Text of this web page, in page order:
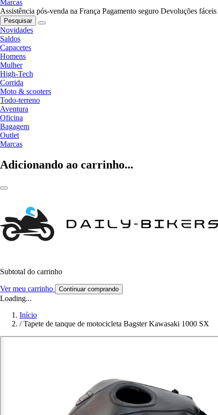
Marcas
Assistência pós-venda na França Pagamento seguro Devoluções fáceis
Pesquisar
Novidades
Saldos
Capacetes
Homens
Mulher
High-Tech
Corrida
Moto & scooters
Todo-terreno
Aventura
Oficina
Bagagem
Outlet
Marcas
Adicionando ao carrinho...
Subtotal do carrinho
Ver meu carrinho Continuar comprando
Loading...
Início
/ Tapete de tanque de motocicleta Bagster Kawasaki 1000 SX